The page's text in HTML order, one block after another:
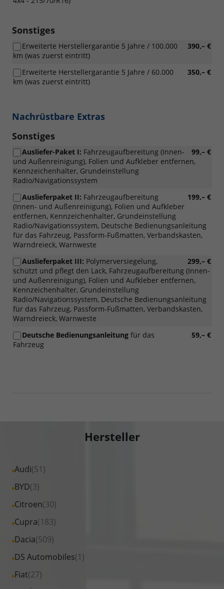
Sonstiges
390,– €
Erweiterte Herstellergarantie 5 Jahre / 100.000
km (was zuerst eintritt)
350,– €
Erweiterte Herstellergarantie 5 Jahre / 60.000
km (was zuerst eintritt)
Nachrüstbare Extras
Sonstiges
99,– €
Ausliefer-Paket I: Fahrzeugaufbereitung (Innen-
und Außenreinigung), Folien und Aufkleber entfernen,
Kennzeichenhalter, Grundeinstellung
Radio/Navigationssystem
199,– €
Auslieferpaket II: Fahrzeugaufbereitung
(Innen- und Außenreinigung), Folien und Aufkleber
entfernen, Kennzeichenhalter, Grundeinstellung
Radio/Navigationssystem, Deutsche Bedienungsanleitung
für das Fahrzeug, Passform-Fußmatten, Verbandskasten,
Warndreieck, Warnweste
299,– €
Auslieferpaket III: Polymerversiegelung,
schützt und pflegt den Lack, Fahrzeugaufbereitung (Innen-
und Außenreinigung), Folien und Aufkleber entfernen,
Kennzeichenhalter, Grundeinstellung
Radio/Navigationssystem, Deutsche Bedienungsanleitung
für das Fahrzeug, Passform-Fußmatten, Verbandskasten,
Warndreieck, Warnweste
59,– €
Deutsche Bedienungsanleitung für das
Fahrzeug
Hersteller
Audi(51)
Alle
Fahrzeuge
Audi
anzeigen
BYD(3)
Alle
Fahrzeuge
BYD
anzeigen
Citroen(30)
Alle
Fahrzeuge
Citroen
anzeigen
Cupra(183)
Alle
Fahrzeuge
Cupra
anzeigen
Dacia(509)
Alle
Fahrzeuge
Dacia
DS Automobiles(1)
Alle
Fahrzeuge
Fiat(27)
Alle